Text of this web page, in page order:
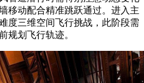
移动配合精准跳跃通过。进入主
度三维空间飞行挑战，此阶段需
规划飞行轨迹。